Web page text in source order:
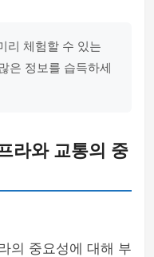
리 체험할 수 있는
은 정보를 습득하세
라와 교통의 중
의 중요성에 대해 부